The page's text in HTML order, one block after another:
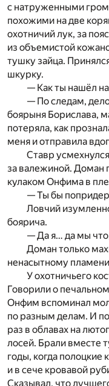
с натруженными
похожими на две
охотничий лук, за
из объемистой
тушку зайца.
шкурку.
— Как ты нашёл
— По следам,
боярыня Борислава,
потеряла, как
меня и отправила
Ставр
за валежиной. Доман
кулаком Онфима в
— Ты бы
Ловчий
боярича.
— Да я… да мы
Доман только
ненасытному
У охотничьего
Говорили о
Онфим вспоминал
по разным делам. И
раз в облавах на
лосей. Брали вместе
годы, когда полоцкие
и в сече кровавой
Сказывал, что